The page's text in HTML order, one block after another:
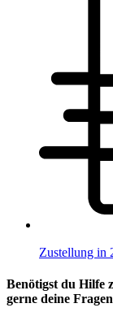
Zustellung in
Benötigst du Hilfe
gerne deine